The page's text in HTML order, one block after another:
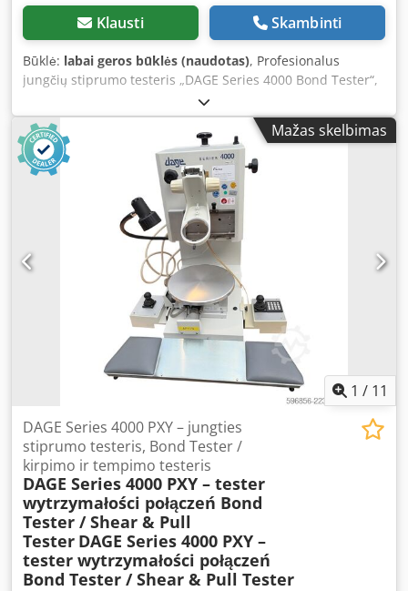
Klausti Skambinti
Būklė: labai geros būklės (naudotas), Profesionalus
jungčių stiprumo testeris „DAGE Series 4000 Bond Tester“,
skirtas atlikti jungčių atplaišymo ir poslinkio testus
puslaidininkių ir elektronikos pramonėje. Šis prietaisas
naudojamas kokybės kontrolės laboratorijose, mokslinių
tyrimų ir plėtros skyriuose bei gaminant mikroelektronikos
komponentus. Į komplektą įeina tikslus pozicionavimo
stalas, valdymas naudojant valdymo svirtis, skaitmeninis
klaviatūros skydelis ir apšvietimas. Komplekte taip pat yra
originali PCI valdymo plokštė („Baldor NextMove PCI-2
Motion Control Card“) ir papildomi elektroniniai
komponentai, matomi nuotraukose, o tai yra vertingas
komplekto papildymas. Techniniai duomenys: Gamintojas:
„DAGE“ („Nordson DAGE“) Modelis: „DAGE Series 4000 Bond
Tester“ Pagaminimo metai: 2010 Maitinimas: 110 / 230 V
AC, vienfazis Dcodpfx Aozma Tbjkkjk Dažnis: 50/60 Hz
Galia: 250 VA Valdymas naudojant valdymo svirtis ir
klaviatūrą Tikslus XY pozicionavimo stalas Reikalingas
suspaustas oras: 4 bar (be aliejaus) Vakuumo prijungimas
Vizualinė būklė – labai gera. Pardaviamas komplektas
atitinka pateiktas nuotraukas ir apima visus matomus
komponentus, įskaitant papildomą PCI valdymo plokštę.
Mažas skelbimas
1 / 11
DAGE Series 4000 PXY – jungties
stiprumo testeris, Bond Tester /
kirpimo ir tempimo testeris
DAGE Series 4000 PXY – tester
wytrzymałości połączeń Bond
Tester / Shear & Pull
Tester DAGE Series 4000 PXY –
tester wytrzymałości połączeń
Bond Tester / Shear & Pull Tester